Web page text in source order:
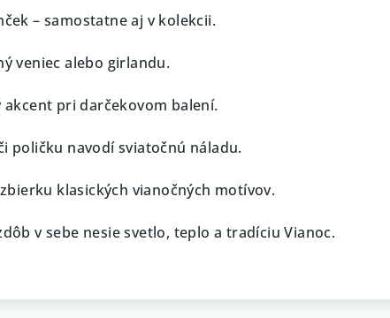
– samostatne aj v kolekcii.
veniec alebo girlandu.
akcent pri darčekovom balení.
poličku navodí sviatočnú náladu.
klasických vianočných motívov.
v sebe nesie svetlo, teplo a tradíciu Vianoc.